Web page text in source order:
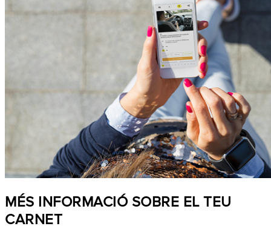
MÉS INFORMACIÓ SOBRE EL TEU
CARNET